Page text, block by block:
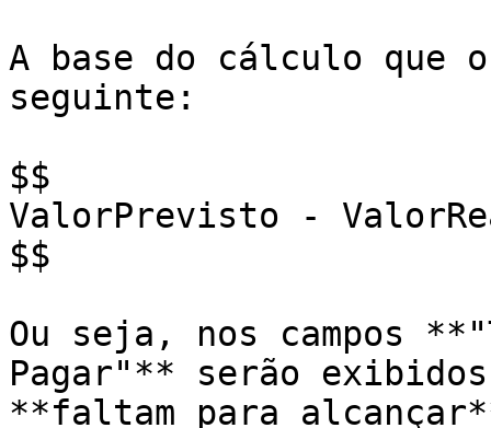
A base do cálculo
seguinte:
$$
ValorPrevisto -
$$
Ou seja, nos campos
Pagar"** serão
**faltam para